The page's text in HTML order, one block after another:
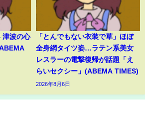
津波の心
「とんでもない衣装で草」ほぼ
全身網タイツ姿…ラテン系美女
レスラーの電撃復帰が話題「え
らいセクシー」(ABEMA TIMES)
2026年8月6日